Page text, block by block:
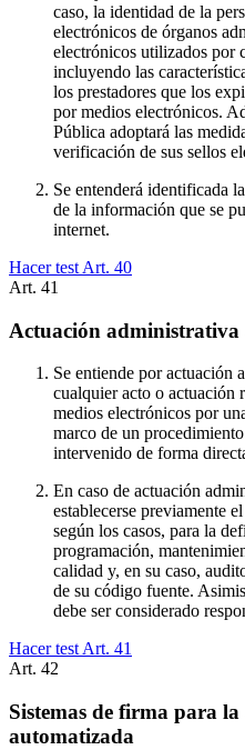
caso, la identidad de la
electrónicos de órganos
electrónicos utilizados por
incluyendo las
los prestadores que los
por medios electrónicos.
Pública adoptará las
verificación de sus sellos
Se entenderá identificada
de la información que se
internet.
Hacer test Art. 40
Art. 41
Actuación administrativa
Se entiende por actuación
cualquier acto o actuación
medios electrónicos por
marco de un
intervenido de forma
En caso de actuación
establecerse previamente
según los casos, para la
programación,
calidad y, en su caso,
de su código fuente.
debe ser considerado
Hacer test Art. 41
Art. 42
Sistemas de firma para
automatizada